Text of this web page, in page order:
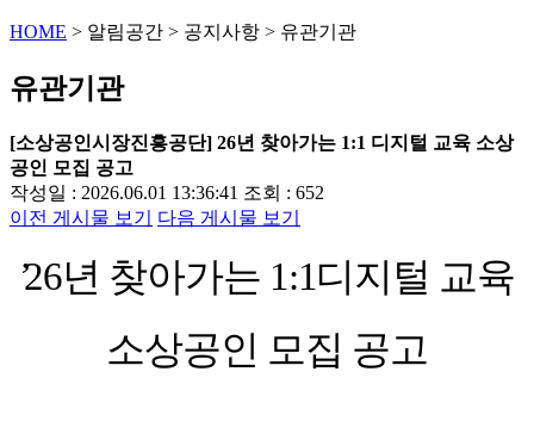
HOME > 알림공간 > 공지사항 > 유관기관
유관기관
[소상공인시장진흥공단] 26년 찾아가는 1:1 디지털 교육 소상
공인 모집 공고
작성일 : 2026.06.01 13:36:41 조회 : 652
이전 게시물 보기
다음 게시물 보기
’26년 찾아가는 1:1디지털 교육
소상공인 모집 공고